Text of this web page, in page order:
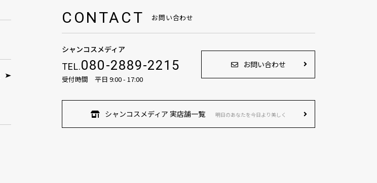
CONTACT お問い合わせ
シャンコスメディア
TEL.080-2889-2215
受付時間 平日 9:00 - 17:00
お問い合わせ
シャンコスメディア 実店舗一覧 明日のあなたを今日より美しく